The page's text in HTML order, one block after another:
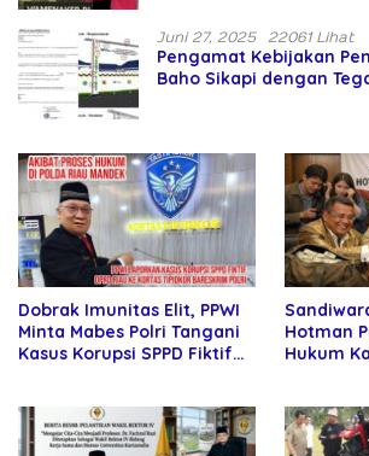
Juni 27, 2025 22061 Lihat
Pengamat Kebijakan
Baho Sikapi dengan
Dobrak Imunitas Elit, PPWI
Minta Mabes Polri Tangani
Kasus Korupsi SPPD Fiktif
Hotman
Hukum